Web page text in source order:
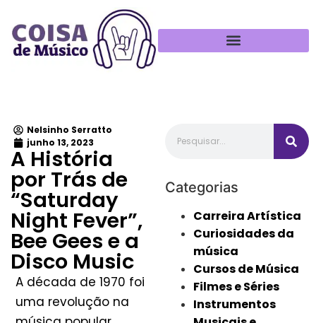
Nelsinho Serratto
junho 13, 2023
A História
por Trás de
“Saturday
Night Fever”,
Bee Gees e a
Disco Music
A década de 1970 foi
uma revolução na
Categorias
Carreira Artística
Curiosidades da
música
Cursos de Música
Filmes e Séries
Instrumentos